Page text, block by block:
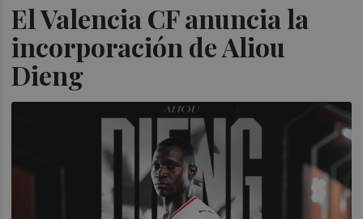
El Valencia CF anuncia la
incorporación de Aliou
Dieng